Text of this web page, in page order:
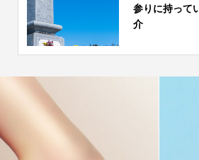
参りに持って
介